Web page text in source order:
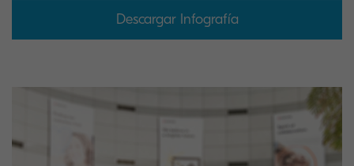
Descargar Infografía